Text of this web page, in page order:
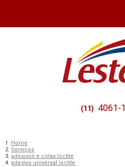
(11) 4061-
Home
Serviços
adesivos e colas loctite
adesivo universal loctite